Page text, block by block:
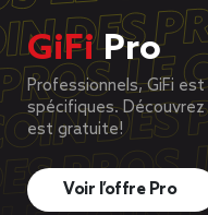
GiFiPro
Professionnels, GiFi
spécifiques.
est gratuite!
Voir l’offre Pro